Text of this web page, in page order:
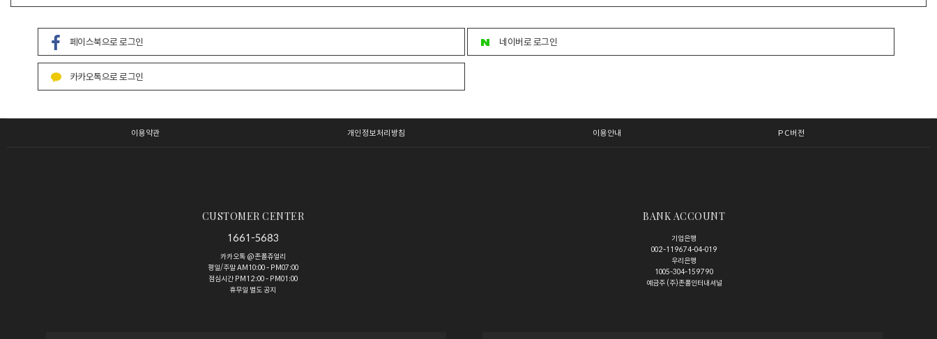
페이스북으로 로그인 네이버로 로그인
카카오톡으로 로그인
이용약관 개인정보처리방침 이용안내 PC버전
CUSTOMER CENTER
1661-5683
카카오톡 @존폴쥬얼리
평일/주말 AM10:00 - PM07:00
점심시간 PM12:00 - PM01:00
휴무일 별도 공지
BANK ACCOUNT
기업은행
002-119674-04-019
우리은행
1005-304-159790
예금주 (주)존폴인터내셔널